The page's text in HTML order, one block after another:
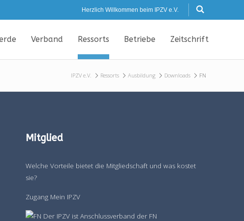
Herzlich Willkommen beim IPZV e.V.
Verband Ressorts Betriebe Zeitschrift
IPZV e.V. Ressorts Ausbildung Downloads FN
Mitglied
Welche Vorteile bietet die Mitgliedschaft und was kostet
sie?
Zugang Mein IPZV
Der IPZV ist Anschlussverband der FN